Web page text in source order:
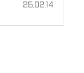
25.02.14